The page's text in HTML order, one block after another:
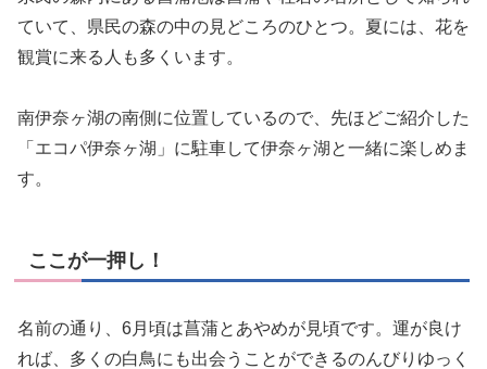
ていて、県民の森の中の見どころのひとつ。夏には、花を
観賞に来る人も多くいます。
南伊奈ヶ湖の南側に位置しているので、先ほどご紹介した
「エコパ伊奈ヶ湖」に駐車して伊奈ヶ湖と一緒に楽しめま
す。
ここが一押し！
名前の通り、6月頃は菖蒲とあやめが見頃です。運が良け
れば、多くの白鳥にも出会うことができるのんびりゆっく